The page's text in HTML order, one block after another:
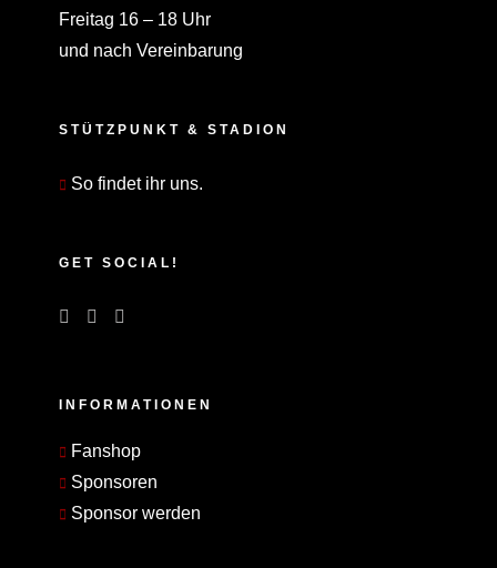
Freitag 16 – 18 Uhr
und nach Vereinbarung
STÜTZPUNKT & STADION
So findet ihr uns.
GET SOCIAL!
INFORMATIONEN
Fanshop
Sponsoren
Sponsor werden